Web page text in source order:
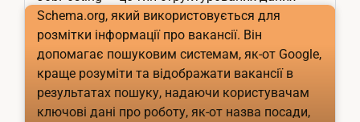
Schema.org, який використовується для
розмітки інформації про вакансії. Він
допомагає пошуковим системам, як-от Google,
краще розуміти та відображати вакансії в
результатах пошуку, надаючи користувачам
ключові дані про роботу, як-от назва посади,